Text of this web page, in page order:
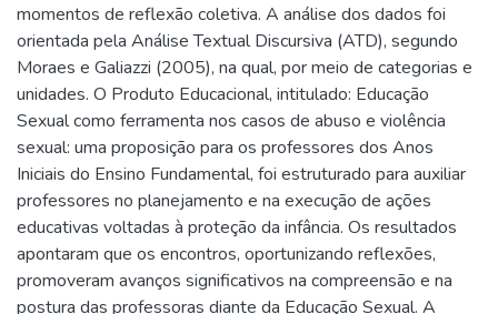
momentos de reflexão coletiva. A análise dos dados foi
orientada pela Análise Textual Discursiva (ATD), segundo
Moraes e Galiazzi (2005), na qual, por meio de categorias e
unidades. O Produto Educacional, intitulado: Educação
Sexual como ferramenta nos casos de abuso e violência
sexual: uma proposição para os professores dos Anos
Iniciais do Ensino Fundamental, foi estruturado para auxiliar
professores no planejamento e na execução de ações
educativas voltadas à proteção da infância. Os resultados
apontaram que os encontros, oportunizando reflexões,
promoveram avanços significativos na compreensão e na
postura das professoras diante da Educação Sexual. A